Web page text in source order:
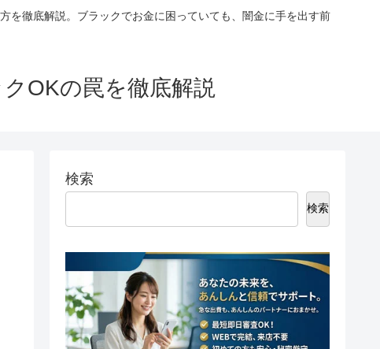
を徹底解説。ブラックでお金に困っていても、闇金に手を出す前
OKの罠を徹底解説
検索
検索